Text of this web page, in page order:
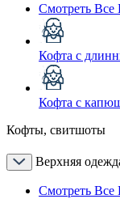
Смотреть
Кофта с
Кофта с
Кофты, свитшоты
Верхняя
Смотреть Все